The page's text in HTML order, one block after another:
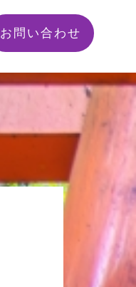
お問い合わせ